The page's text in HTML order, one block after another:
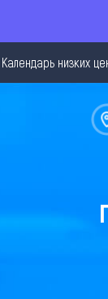
Календарь низких